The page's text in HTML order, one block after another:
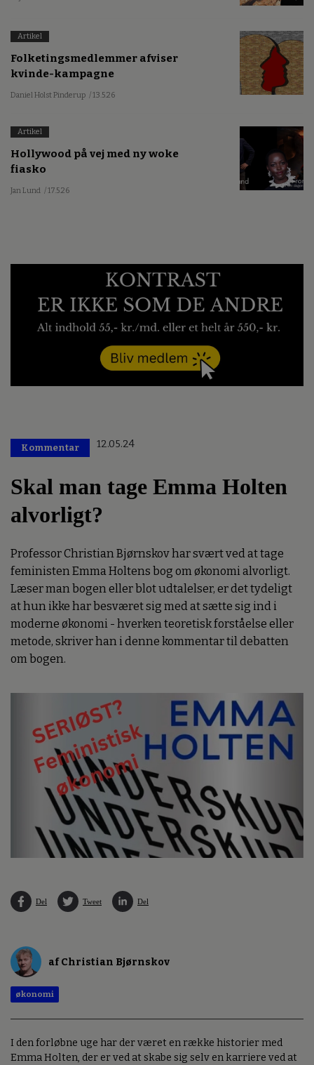
Artikel
Folketingsmedlemmer afviser
kvinde-kampagne
Daniel Holst Pinderup / 13.5.26
Artikel
Hollywood på vej med ny woke
fiasko
Jan Lund / 17.5.26
Kommentar 12.05.24
Skal man tage Emma Holten
alvorligt?
Professor Christian Bjørnskov har svært ved at tage
feministen Emma Holtens bog om økonomi alvorligt.
Læser man bogen eller blot udtalelser, er det tydeligt
at hun ikke har besværet sig med at sætte sig ind i
moderne økonomi - hverken teoretisk forståelse eller
metode, skriver han i denne kommentar til debatten
om bogen.
Del Tweet Del
af Christian Bjørnskov
økonomi
I den forløbne uge har der været en række historier med
Emma Holten, der er ved at skabe sig selv en karriere ved at